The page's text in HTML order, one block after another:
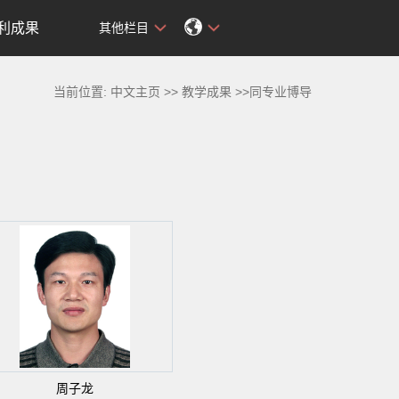
成果 其他栏目
当前位置: 中文主页 >>教学成果 >>同专业博导
周子龙